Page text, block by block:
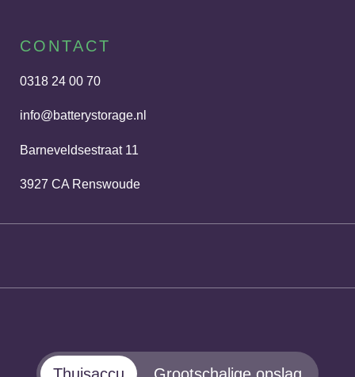
CONTACT
0318 24 00 70
info@batterystorage.nl
Barneveldsestraat 11
3927 CA Renswoude